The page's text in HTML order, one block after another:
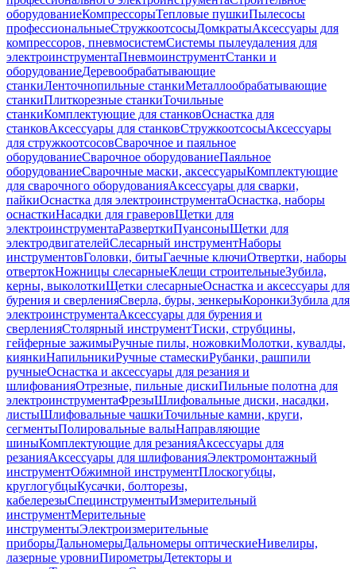
оборудованиеКомпрессорыТепловые пушкиПылесосы
профессиональныеСтружкоотсосыДомкратыАксессуары для
компрессоров, пневмосистемСистемы пылеудаления для
электроинструментаПневмоинструментСтанки и
оборудованиеДеревообрабатывающие
станкиЛенточнопильные станкиМеталлообрабатывающие
станкиПлиткорезные станкиТочильные
станкиКомплектующие для станковОснастка для
станковАксессуары для станковСтружкоотсосыАксессуары
для стружкоотсосовСварочное и паяльное
оборудованиеСварочное оборудованиеПаяльное
оборудованиеСварочные маски, аксессуарыКомплектующие
для сварочного оборудованияАксессуары для сварки,
пайкиОснастка для электроинструментаОснастка, наборы
оснасткиНасадки для граверовЩетки для
электроинструментаРазверткиПуансоныЩетки для
электродвигателейСлесарный инструментНаборы
инструментовГоловки, битыГаечные ключиОтвертки, наборы
отвертокНожницы слесарныеКлещи строительныеЗубила,
керны, выколоткиЩетки слесарныеОснастка и аксессуары для
бурения и сверленияСверла, буры, зенкерыКоронкиЗубила для
электроинструментаАксессуары для бурения и
сверленияСтолярный инструментТиски, струбцины,
гейферные зажимыРучные пилы, ножовкиМолотки, кувалды,
киянкиНапильникиРучные стамескиРубанки, рашпили
ручныеОснастка и аксессуары для резания и
шлифованияОтрезные, пильные дискиПильные полотна для
электроинструментаФрезыШлифовальные диски, насадки,
листыШлифовальные чашкиТочильные камни, круги,
сегментыПолировальные валыНаправляющие
шиныКомплектующие для резанияАксессуары для
резанияАксессуары для шлифованияЭлектромонтажный
инструментОбжимной инструментПлоскогубцы,
круглогубцыКусачки, болторезы,
кабелерезыСпецинструментыИзмерительный
инструментМерительные
инструментыЭлектроизмерительные
приборыДальномерыДальномеры оптическиеНивелиры,
лазерные уровниПирометрыДетекторы и